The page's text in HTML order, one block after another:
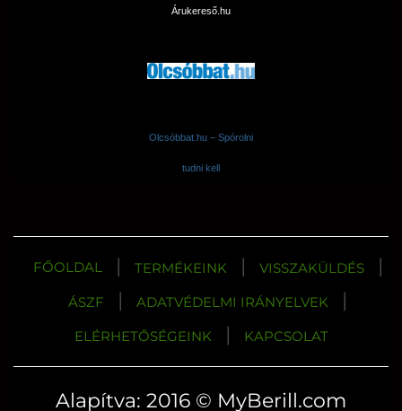
Árukereső.hu
Olcsóbbat.hu – Spórolni
tudni kell
FŐOLDAL | TERMÉKEINK | VISSZAKÜLDÉS |
ÁSZF | ADATVÉDELMI IRÁNYELVEK |
ELÉRHETŐSÉGEINK | KAPCSOLAT
Alapítva: 2016 © MyBerill.com